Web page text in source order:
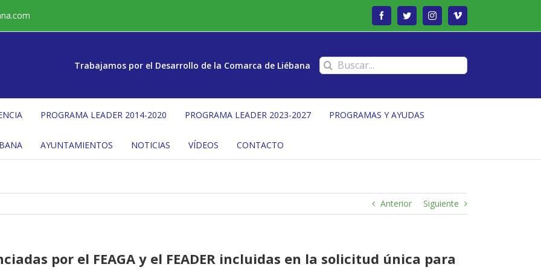
FacebookTwitterInstagramVimeo
Trabajamos por el Desarrollo de la Comarca de Liébana Buscar:
PROGRAMA LEADER 2014-2020 PROGRAMA LEADER 2023-2027 PROGRAMAS Y AYUDAS
AYUNTAMIENTOS NOTICIAS VÍDEOS CONTACTO
Anterior Siguiente
por el FEAGA y el FEADER incluidas en la solicitud única para